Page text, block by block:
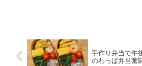
手作り弁当で午
のわっぱ弁当奮